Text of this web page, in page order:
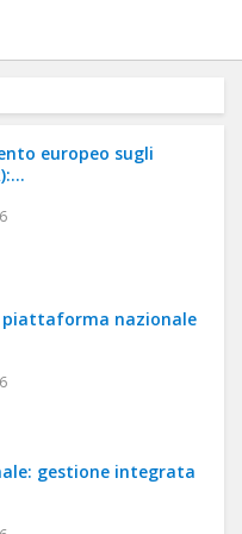
europeo sugli
piattaforma nazionale
gestione integrata